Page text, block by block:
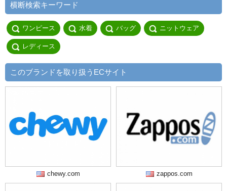
横断検索キーワード
ワンピース 水着 バッグ ニットウェア
レディース
このブランドを取り扱うECサイト
chewy.com zappos.com